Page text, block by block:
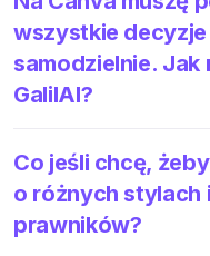
wszystkie
samodzielnie. Jak
GalilAI?
Co jeśli chcę,
o różnych stylach
prawników?